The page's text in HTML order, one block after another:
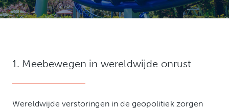
1. Meebewegen in wereldwijde onrust
Wereldwijde verstoringen in de geopolitiek zorgen